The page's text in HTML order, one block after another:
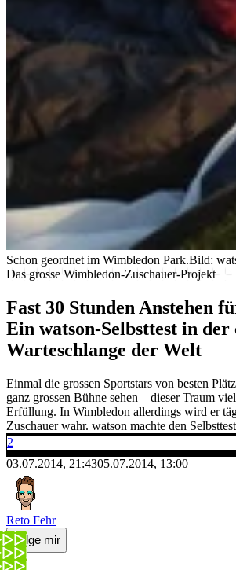
Schon geordnet im Wimbledon Park.Bild:
Das grosse Wimbledon-Zuschauer-Projekt
Fast 30 Stunden Anstehen
Ein watson-Selbsttest in der
Warteschlange der Welt
Einmal die grossen Sportstars von besten
ganz grossen Bühne sehen – dieser Traum
Erfüllung. In Wimbledon allerdings wird er
Zuschauer wahr. watson machte den
2
03.07.2014, 21:4305.07.2014, 13:00
Reto Fehr
Folge mir